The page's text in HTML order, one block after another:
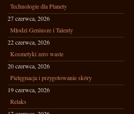
Technologie dla Planety
27 czerwca, 2026
Młodzi Geniusze i Talenty
22 czerwca, 2026
Kosmetyki zero waste
20 czerwca, 2026
Pielęgnacja i przygotowanie skóry
19 czerwca, 2026
Relaks